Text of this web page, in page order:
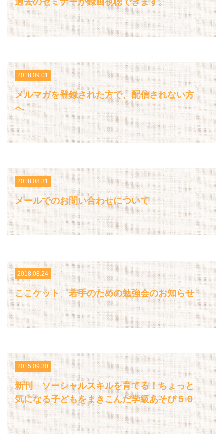
2018.09.01
メルマガを登録された方で、配信されない方
へ
2018.08.31
メールでのお問い合わせについて
2018.08.24
ここケット 若手のための勉強会のお知らせ
2015.09.30
新刊 ソーシャルスキルを育てる！ちょっと
気になる子どもをまきこんだ学級あそび５０